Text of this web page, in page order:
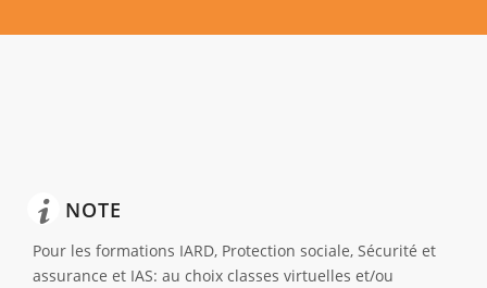
NOTE
Pour les formations IARD, Protection sociale, Sécurité et
assurance et IAS: au choix classes virtuelles et/ou